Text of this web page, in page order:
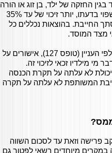
בגין החזקה של ילד, בן זוג או הורה
משותק לחלוטין, מרותק למיטה בתמידות, עיוור או בלתי שפוי בדעתו, יותר זיכוי של עד 35%
ששולמו, העולה על 12.5% מהכנסתך החייבת. בהוצאות נכללים כל
מצד המוסד.
יצוין כי הזיכוי לפי סעיף זה מותנה בהגשת תעודה רפואית לפי העניין (טופס 127), אישורים על
מילדיו זכאי לזיכוי זה.
לא עלתה על תקרת הכנסה
הכנסתם החייבת המשותפת לא עלתה על תקרה
עקב פרישה וזאת עד לסכום השווה
מיוחדים רשאי לפטור גם